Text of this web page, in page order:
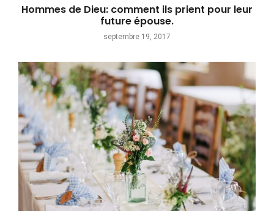
Hommes de Dieu: comment ils prient pour leur
future épouse.
septembre 19, 2017